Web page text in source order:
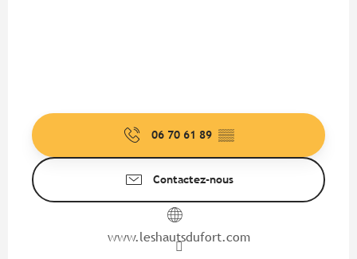
06 70 61 89 ▒▒
Contactez-nous
www.leshautsdufort.com